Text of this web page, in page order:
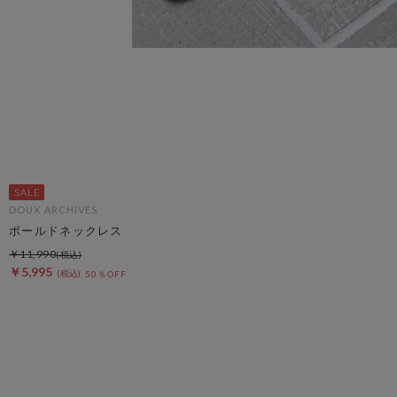
DOUX ARCHIVES
ボールドネックレス
￥5,995 50％OFF
￥11,990